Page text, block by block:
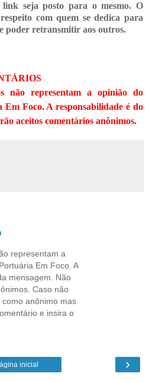
seja posto para o mesmo. O
com quem se dedica para
poder retransmitiraos outros.
não representam a opinião do
Foco. A responsabilidade é do
aceitos comentários anônimos.
representam a
Em Foco. A
mensagem. Não
Caso não
anônimo mas
e insira o
›
inicial